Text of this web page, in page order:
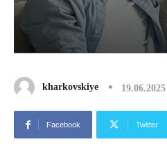
kharkovskiye 19.06.2025
Facebook Twitter